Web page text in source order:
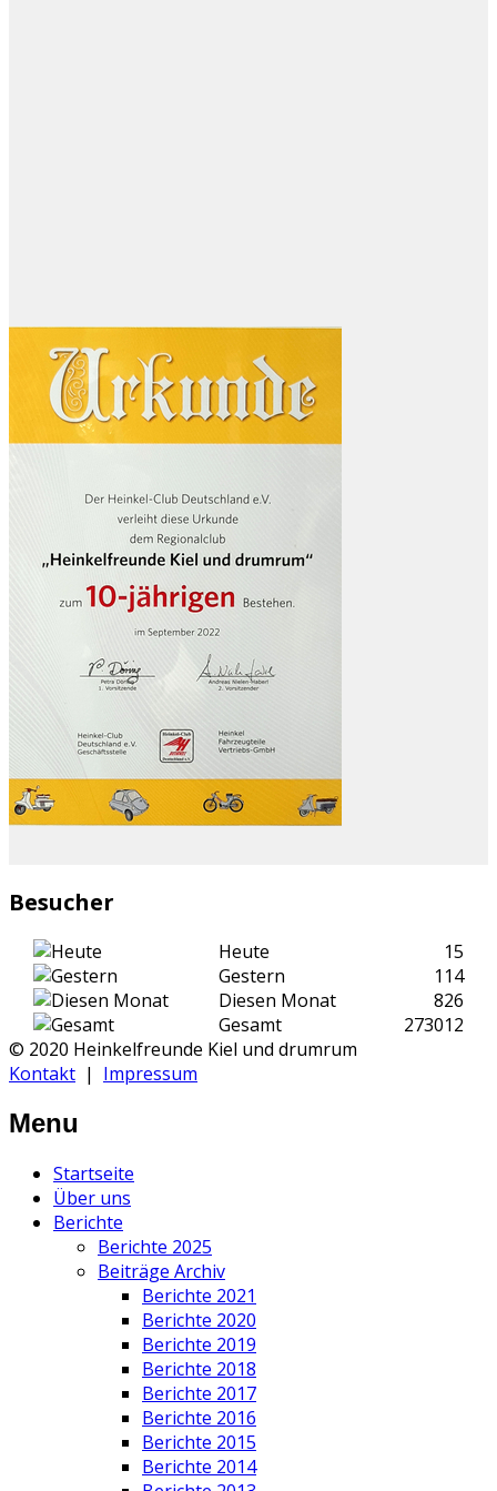
Besucher
Heute
15
Gestern
114
Diesen Monat
826
Gesamt
273012
© 2020 Heinkelfreunde Kiel und drumrum
Kontakt | Impressum
Menu
Startseite
Über uns
Berichte
Berichte 2025
Beiträge Archiv
Berichte 2021
Berichte 2020
Berichte 2019
Berichte 2018
Berichte 2017
Berichte 2016
Berichte 2015
Berichte 2014